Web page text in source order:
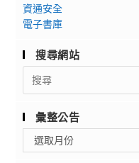
資通安全
電子書庫
搜尋網站
Search
for:
彙整公告
整
選取月份